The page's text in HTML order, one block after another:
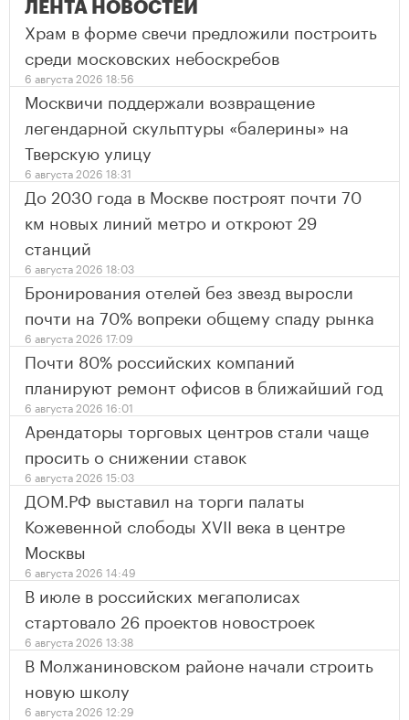
ЛЕНТА НОВОСТЕЙ
Храм в форме свечи предложили построить
среди московских небоскребов
6 августа 2026 18:56
Москвичи поддержали возвращение
легендарной скульптуры «балерины» на
Тверскую улицу
6 августа 2026 18:31
До 2030 года в Москве построят почти 70
км новых линий метро и откроют 29
станций
6 августа 2026 18:03
Бронирования отелей без звезд выросли
почти на 70% вопреки общему спаду рынка
6 августа 2026 17:09
Почти 80% российских компаний
планируют ремонт офисов в ближайший год
6 августа 2026 16:01
Арендаторы торговых центров стали чаще
просить о снижении ставок
6 августа 2026 15:03
ДОМ.РФ выставил на торги палаты
Кожевенной слободы XVII века в центре
Москвы
6 августа 2026 14:49
В июле в российских мегаполисах
стартовало 26 проектов новостроек
6 августа 2026 13:38
В Молжаниновском районе начали строить
новую школу
6 августа 2026 12:29